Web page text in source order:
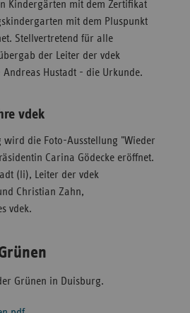
Kindergärten mit dem Zertifikat
mit dem Pluspunkt
Stellvertretend für alle
der Leiter der vdek
Andreas Hustadt - die Urkunde.
vdek
wird die Foto-Ausstellung "Wieder
Carina Gödecke eröffnet.
(li), Leiter der vdek
Christian Zahn,
vdek.
Grünen in Duisburg.